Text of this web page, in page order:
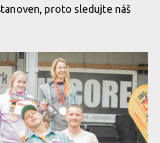
proto sledujte náš